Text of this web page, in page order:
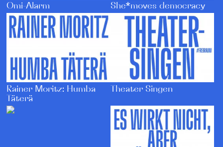
Omi-Alarm She*moves democracy
Rainer Moritz: Humba
Täterä
Theater Singen